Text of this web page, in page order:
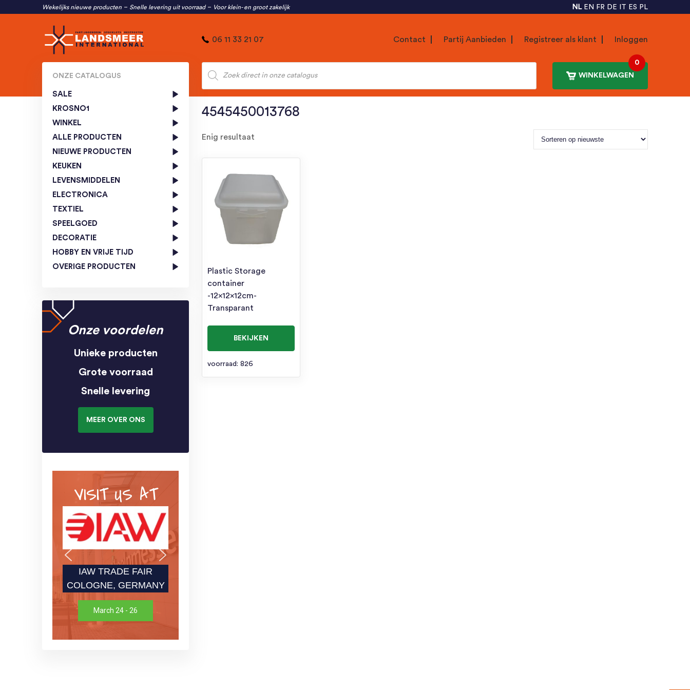
Wekelijks nieuwe producten Snelle levering uit voorraad Voor klein- en groot zakelijk NL EN FR DE IT ES PL
06 11 33 21 07 Contact Partij Aanbieden Registreer als klant Inloggen
Producten
zoeken
WINKELWAGEN
0
ONZE CATALOGUS
SALE
KROSNO1
WINKEL
ALLE PRODUCTEN
NIEUWE PRODUCTEN
KEUKEN
LEVENSMIDDELEN
ELECTRONICA
TEXTIEL
SPEELGOED
DECORATIE
HOBBY EN VRIJE TIJD
OVERIGE PRODUCTEN
Onze voordelen
Unieke producten
Grote voorraad
Snelle levering
MEER OVER ONS
VISIT US AT
IAW TRADE FAIR
COLOGNE, GERMANY
March 24 - 26
4545450013768
Enig resultaat
Plastic Storage
container
-12x12x12cm-
Transparant
BEKIJKEN
voorraad: 826